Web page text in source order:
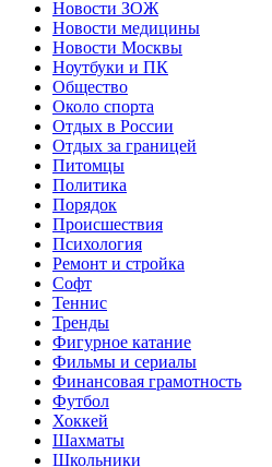
Новости ЗОЖ
Новости медицины
Новости Москвы
Ноутбуки и ПК
Общество
Около спорта
Отдых в России
Отдых за границей
Питомцы
Политика
Порядок
Происшествия
Психология
Ремонт и стройка
Софт
Теннис
Тренды
Фигурное катание
Фильмы и сериалы
Финансовая грамотность
Футбол
Хоккей
Шахматы
Школьники